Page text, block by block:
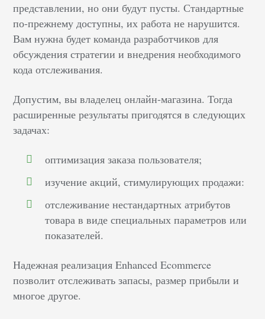
представлении, но они будут пусты. Стандартные
по-прежнему доступны, их работа не нарушится.
Вам нужна будет команда разработчиков для
обсуждения стратегии и внедрения необходимого
кода отслеживания.
Допустим, вы владелец онлайн-магазина. Тогда
расширенные результаты пригодятся в следующих
задачах:
оптимизация заказа пользователя;
изучение акций, стимулирующих продажи:
отслеживание нестандартных атрибутов
товара в виде специальных параметров или
показателей.
Надежная реализация Enhanced Ecommerce
позволит отслеживать запасы, размер прибыли и
многое другое.